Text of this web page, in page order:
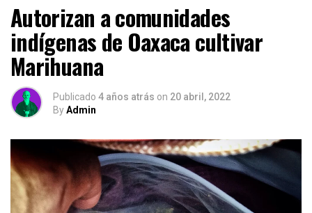
Autorizan a comunidades
indígenas de Oaxaca cultivar
Marihuana
Publicado 4 años atrás on 20 abril, 2022
ByAdmin